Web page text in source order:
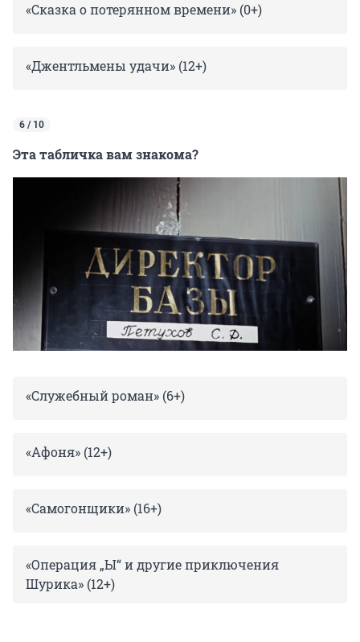
«Сказка о потерянном времени» (0+)
«Джентльмены удачи» (12+)
6 / 10
Эта табличка вам знакома?
«Служебный роман» (6+)
«Афоня» (12+)
«Самогонщики» (16+)
«Операция „Ы“ и другие приключения
Шурика» (12+)